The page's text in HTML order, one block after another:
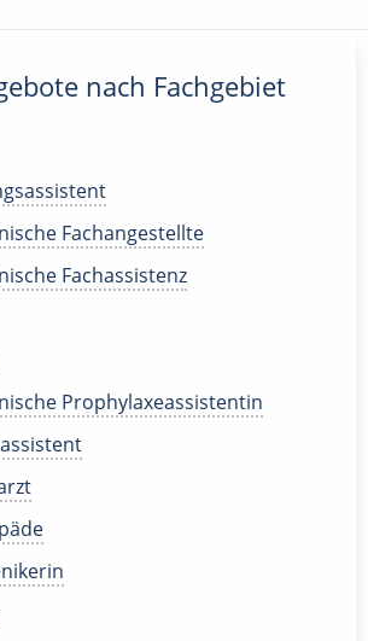
nach Fachgebiet
Fachangestellte
Fachassistenz
Prophylaxeassistentin